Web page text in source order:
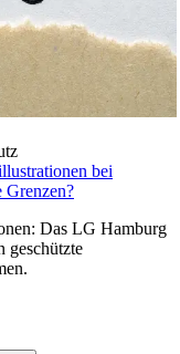
bei
Grenzen?
Das LG Hamburg
geschützte